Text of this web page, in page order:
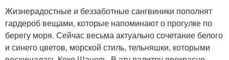
Жизнерадостные и беззаботные сангвиники пополнят
гардероб вещами, которые напоминают о прогулке по
берегу моря. Сейчас весьма актуально сочетание белого
и синего цветов, морской стиль, тельняшки, которыми